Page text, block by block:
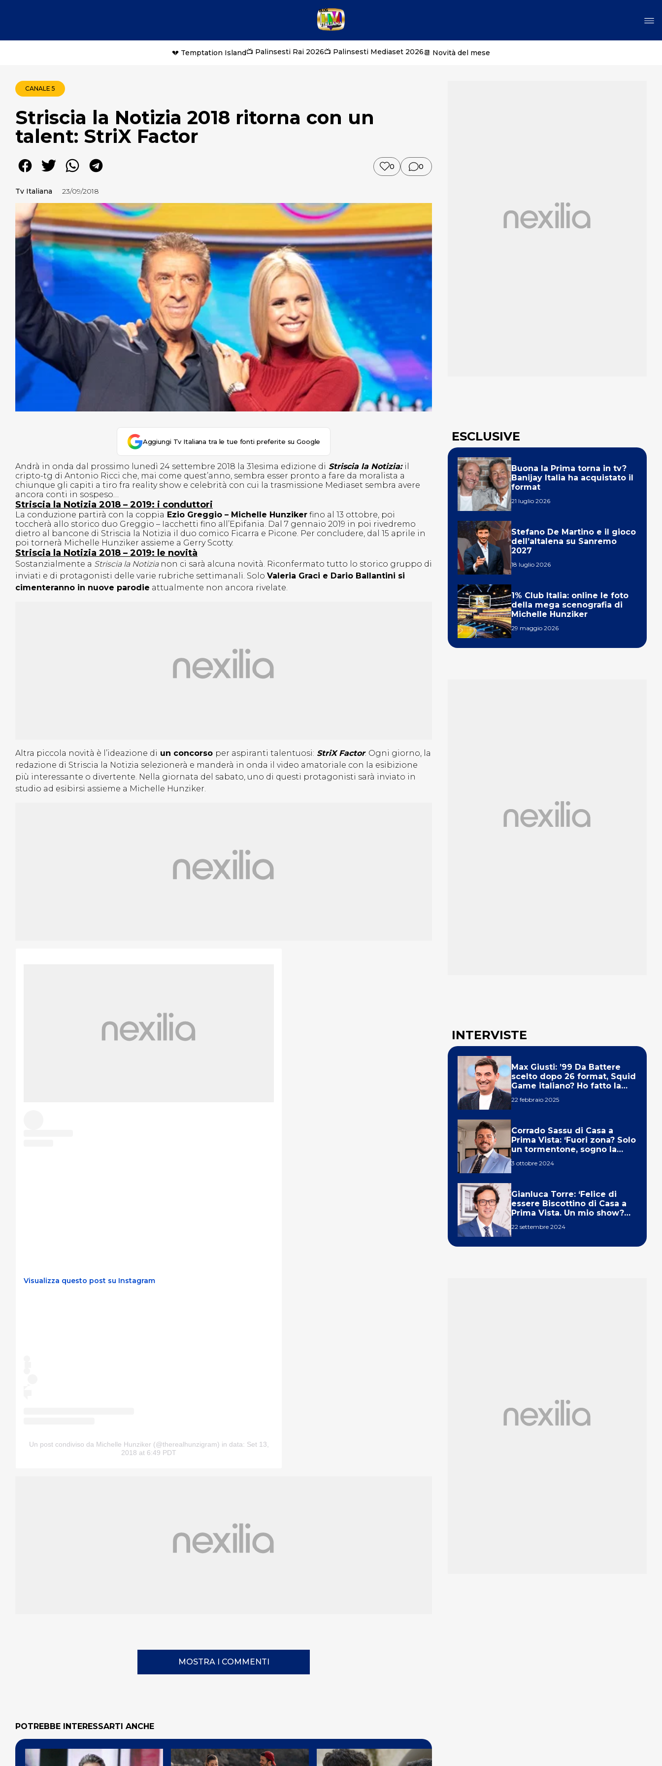
💔 Temptation Island📺 Palinsesti Rai 2026📺 Palinsesti Mediaset 2026📆 Novità del mese
CANALE 5
Striscia la Notizia 2018 ritorna con un
talent: StriX Factor
0 0
Tv Italiana 23/09/2018
Aggiungi Tv Italiana tra le tue fonti preferite su Google
Andrà in onda dal prossimo lunedì 24 settembre 2018 la 31esima edizione di Striscia la Notizia: il
cripto-tg di Antonio Ricci che, mai come quest’anno, sembra esser pronto a fare da moralista a
chiunque gli capiti a tiro fra reality show e celebrità con cui la trasmissione Mediaset sembra avere
ancora conti in sospeso…
Striscia la Notizia 2018 – 2019: i conduttori
La conduzione partirà con la coppia Ezio Greggio – Michelle Hunziker fino al 13 ottobre, poi
toccherà allo storico duo Greggio – Iacchetti fino all’Epifania. Dal 7 gennaio 2019 in poi rivedremo
dietro al bancone di Striscia la Notizia il duo comico Ficarra e Picone. Per concludere, dal 15 aprile in
poi tornerà Michelle Hunziker assieme a Gerry Scotty.
Striscia la Notizia 2018 – 2019: le novità
Sostanzialmente a Striscia la Notizianon ci sarà alcuna novità. Riconfermato tutto lo storico gruppo di
inviati e di protagonisti delle varie rubriche settimanali. Solo Valeria Graci e Dario Ballantini si
cimenteranno in nuove parodie attualmente non ancora rivelate.
Altra piccola novità è l’ideazione di un concorso per aspiranti talentuosi: StriX Factor. Ogni giorno, la
redazione di Striscia la Notizia selezionerà e manderà in onda il video amatoriale con la esibizione
più interessante o divertente. Nella giornata del sabato, uno di questi protagonisti sarà inviato in
studio ad esibirsi assieme a Michelle Hunziker.
Visualizza questo post su Instagram
Un post condiviso da Michelle Hunziker (@therealhunzigram) in data: Set 13,
2018 at 6:49 PDT
MOSTRA I COMMENTI
POTREBBE INTERESSARTI ANCHE
ESCLUSIVE
Buona la Prima torna in tv?
Banijay Italia ha acquistato il
format
21 luglio 2026
Stefano De Martino e il gioco
dell’altalena su Sanremo
2027
18 luglio 2026
1% Club Italia: online le foto
della mega scenografia di
Michelle Hunziker
29 maggio 2026
INTERVISTE
Max Giusti: ’99 Da Battere
scelto dopo 26 format, Squid
Game italiano? Ho fatto la
22 febbraio 2025
Corrado Sassu di Casa a
Prima Vista: ‘Fuori zona? Solo
un tormentone, sogno la
3 ottobre 2024
Gianluca Torre: ‘Felice di
essere Biscottino di Casa a
Prima Vista. Un mio show?
22 settembre 2024